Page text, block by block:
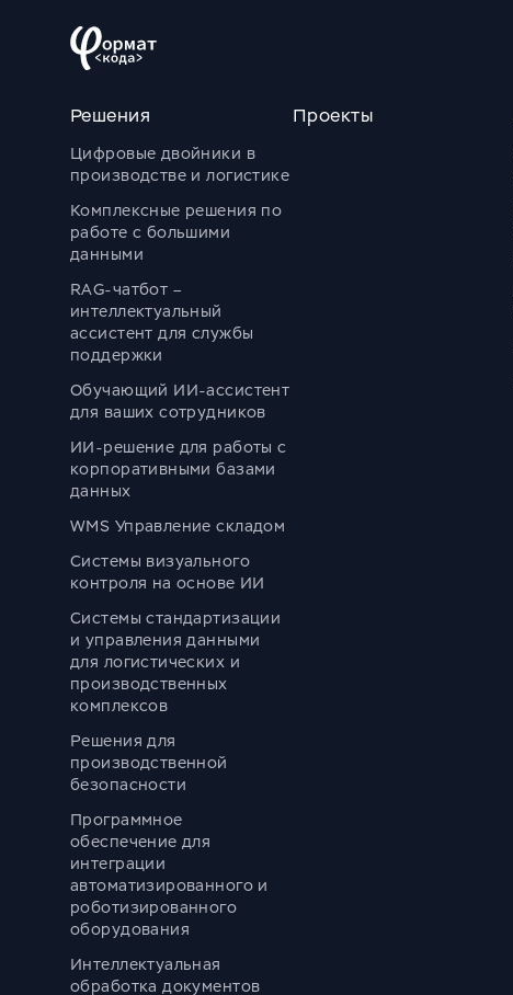
Решения
Цифровые двойники в
производстве и логистике
Комплексные решения по
работе с большими
данными
RAG-чатбот –
интеллектуальный
ассистент для службы
поддержки
Обучающий ИИ-ассистент
для ваших сотрудников
ИИ-решение для работы с
корпоративными базами
данных
WMS Управление складом
Системы визуального
контроля на основе ИИ
Системы стандартизации
и управления данными
для логистических и
производственных
комплексов
Решения для
производственной
безопасности
Программное
обеспечение для
интеграции
автоматизированного и
роботизированного
оборудования
Интеллектуальная
обработка документов
Проекты